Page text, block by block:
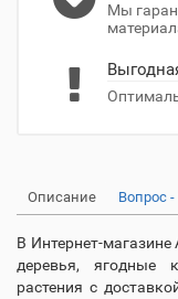
Мы
Описание Вопрос -
В Интернет-
деревья, ягодные
растения с